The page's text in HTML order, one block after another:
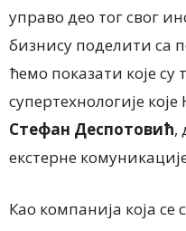
управо део тог свог
бизнису поделити са
ћемо показати које су
супертехнологије
Стефан Деспотовић,
екстерне
Као компанија која се